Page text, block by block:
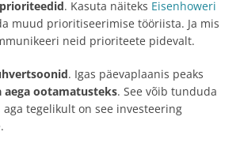
prioriteedid. Kasuta näiteks Eisenhoweri
muud prioritiseerimise tööriista. Ja mis
neid prioriteete pidevalt.
. Igas päevaplaanis peaks
aega ootamatusteks. See võib tunduda
aga tegelikult on see investeering